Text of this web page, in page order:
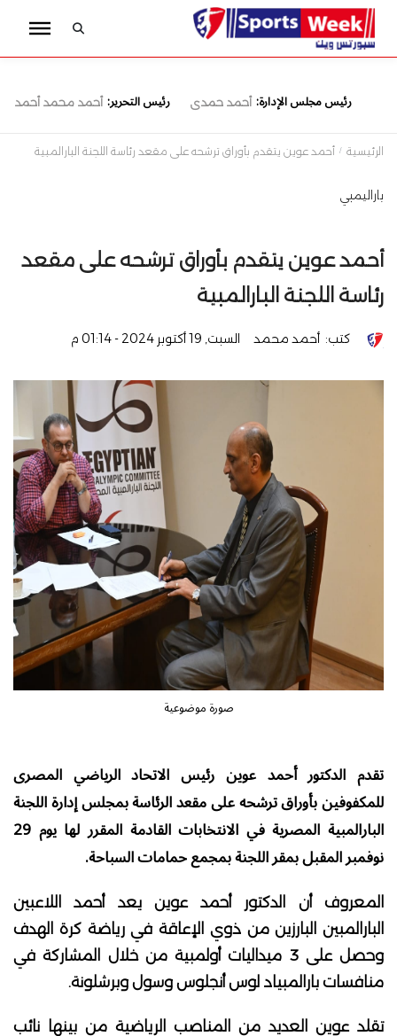
رئيس مجلس الإدارة: أحمد حمدى رئيس التحرير: أحمد محمد أحمد
الرئيسية أحمد عوين يتقدم بأوراق ترشحه على مقعد رئاسة اللجنة البارالمبية
باراليمبي
أحمد عوين يتقدم بأوراق ترشحه على مقعد
رئاسة اللجنة البارالمبية
كتب: أحمد محمد السبت, 19 أكتوبر 2024 - 01:14 م
صورة موضوعية
تقدم الدكتور أحمد عوين رئيس الاتحاد الرياضي المصرى
للمكفوفين بأوراق ترشحه على مقعد الرئاسة بمجلس إدارة اللجنة
البارالمبية المصرية في الانتخابات القادمة المقرر لها يوم 29
نوفمبر المقبل بمقر اللجنة بمجمع حمامات السباحة.
المعروف أن الدكتور أحمد عوين يعد أحمد اللاعبين
البارالمبين البارزين من ذوي الإعاقة في رياضة كرة الهدف
وحصل على 3 ميداليات أولمبية من خلال المشاركة في
منافسات بارالمبياد لوس أنجلوس وسول وبرشلونة.
تقلد عوين العديد من المناصب الرياضية من بينها نائب